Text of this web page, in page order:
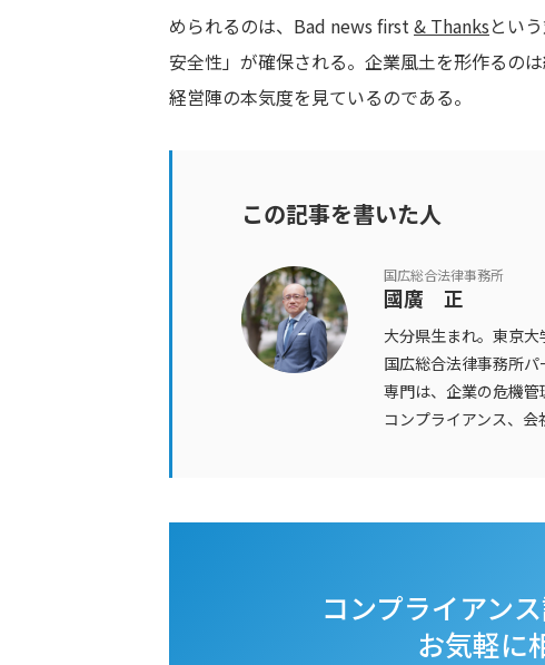
められるのは、 Bad news first& Thanksとい
安全性」が確保される。企業風土を形作るの
経営陣の本気度を見ているのである。
この記事を書いた人
国広総合法律事務所
國廣 正
大分県生まれ。東京大
国広総合法律事務所パ
専門は、企業の危機管
コンプライアンス、会
コンプライアン
お気軽に